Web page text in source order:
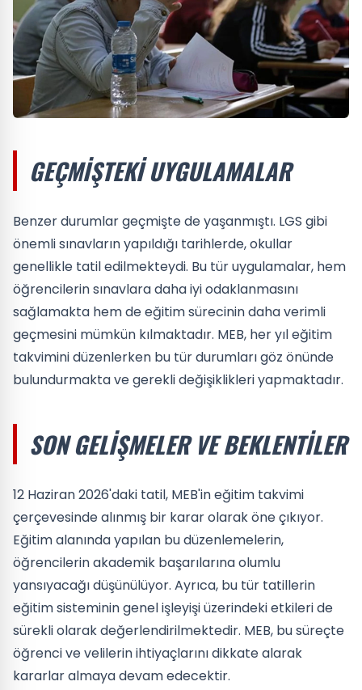
GEÇMIŞTEKI UYGULAMALAR
Benzer durumlar geçmişte de yaşanmıştı. LGS gibi
önemli sınavların yapıldığı tarihlerde, okullar
genellikle tatil edilmekteydi. Bu tür uygulamalar, hem
öğrencilerin sınavlara daha iyi odaklanmasını
sağlamakta hem de eğitim sürecinin daha verimli
geçmesini mümkün kılmaktadır. MEB, her yıl eğitim
takvimini düzenlerken bu tür durumları göz önünde
bulundurmakta ve gerekli değişiklikleri yapmaktadır.
SON GELIŞMELER VE BEKLENTILER
12 Haziran 2026'daki tatil, MEB'in eğitim takvimi
çerçevesinde alınmış bir karar olarak öne çıkıyor.
Eğitim alanında yapılan bu düzenlemelerin,
öğrencilerin akademik başarılarına olumlu
yansıyacağı düşünülüyor. Ayrıca, bu tür tatillerin
eğitim sisteminin genel işleyişi üzerindeki etkileri de
sürekli olarak değerlendirilmektedir. MEB, bu süreçte
öğrenci ve velilerin ihtiyaçlarını dikkate alarak
kararlar almaya devam edecektir.